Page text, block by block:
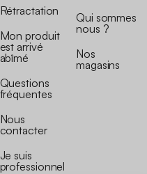
Rétractation
Mon produit
est arrivé
abîmé
Questions
fréquentes
Nous
contacter
Je suis
professionnel
Qui sommes
nous ?
Nos
magasins